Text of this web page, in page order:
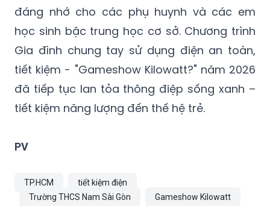
đáng nhớ cho các phụ huynh và các em
học sinh bậc trung học cơ sở. Chương trình
Gia đình chung tay sử dụng điện an toàn,
tiết kiệm - "Gameshow Kilowatt?" năm 2026
đã tiếp tục lan tỏa thông điệp sống xanh –
tiết kiệm năng lượng đến thế hệ trẻ.
PV
TP.HCM
tiết kiệm điện
Trường THCS Nam Sài Gòn
Gameshow Kilowatt